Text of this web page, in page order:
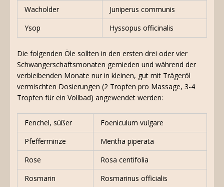
Wacholder
Juniperus communis
Ysop
Hyssopus officinalis
Die folgenden Öle sollten in den ersten drei oder vier
Schwangerschaftsmonaten gemieden und während der
verbleibenden Monate nur in kleinen, gut mit Trägeröl
vermischten Dosierungen (2 Tropfen pro Massage, 3-4
Tropfen für ein Vollbad) angewendet werden:
Fenchel, süßer
Foeniculum vulgare
Pfefferminze
Mentha piperata
Rose
Rosa centifolia
Rosmarin
Rosmarinus officialis